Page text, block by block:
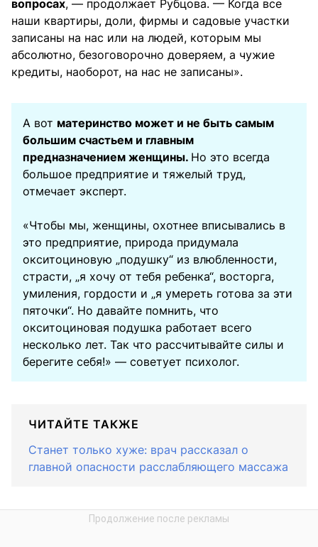
вопросах, — продолжает Рубцова. — Когда все
наши квартиры, доли, фирмы и садовые участки
записаны на нас или на людей, которым мы
абсолютно, безоговорочно доверяем, а чужие
кредиты, наоборот, на нас не записаны».
А вот материнство может и не быть самым
большим счастьем и главным
предназначением женщины. Но это всегда
большое предприятие и тяжелый труд,
отмечает эксперт.
«Чтобы мы, женщины, охотнее вписывались в
это предприятие, природа придумала
окситоциновую „подушку“ из влюбленности,
страсти, „я хочу от тебя ребенка“, восторга,
умиления, гордости и „я умереть готова за эти
пяточки“. Но давайте помнить, что
окситоциновая подушка работает всего
несколько лет. Так что рассчитывайте силы и
берегите себя!» — советует психолог.
ЧИТАЙТЕ ТАКЖЕ
Станет только хуже: врач рассказал о
главной опасности расслабляющего массажа